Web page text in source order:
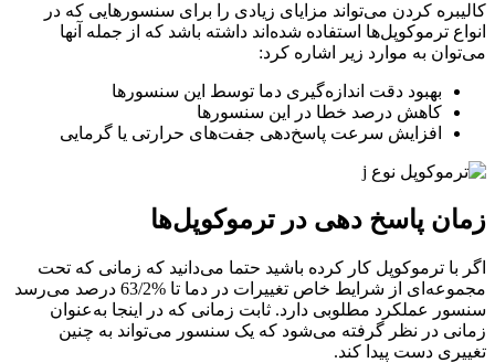
کالیبره کردن می‌تواند مزایای زیادی را برای سنسورهایی که در
انواع ترموکوپل‌ها استفاده شده‌اند داشته باشد که از جمله آنها
می‌توان به موارد زیر اشاره کرد:
بهبود دقت اندازه‌گیری دما توسط این سنسورها
کاهش درصد خطا در این سنسورها
افزایش سرعت پاسخ‌دهی جفت‌های حرارتی یا گرمایی
زمان پاسخ دهی در ترموکوپل‌ها
اگر با ترموکوپل کار کرده باشید حتما می‌دانید که زمانی که تحت
مجموعه‌ای از شرایط خاص تغییرات در دما تا %63/2 درصد می‌رسد
سنسور عملکرد مطلوبی دارد. ثابت زمانی که در اینجا به‌عنوان
زمانی در نظر گرفته می‌شود که یک سنسور می‌تواند به چنین
تغییری دست پیدا کند.